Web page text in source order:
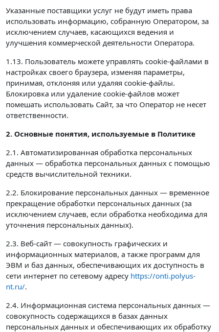
Указанные поставщики услуг не будут иметь права
использовать информацию, собранную Оператором, за
исключением случаев, касающихся ведения и
улучшения коммерческой деятельности Оператора.
1.13. Пользователь можете управлять cookie-файлами в
настройках своего браузера, изменяя параметры,
принимая, отклоняя или удаляя cookie-файлы.
Блокировка или удаление cookie-файлов может
помешать использовать Сайт, за что Оператор не несет
ответственности.
2. Основные понятия, используемые в Политике
2.1. Автоматизированная обработка персональных
данных — обработка персональных данных с помощью
средств вычислительной техники.
2.2. Блокирование персональных данных — временное
прекращение обработки персональных данных (за
исключением случаев, если обработка необходима для
уточнения персональных данных).
2.3. Веб-сайт — совокупность графических и
информационных материалов, а также программ для
ЭВМ и баз данных, обеспечивающих их доступность в
сети интернет по сетевому адресу https://onti.polyus-
nt.ru/.
2.4. Информационная система персональных данных —
совокупность содержащихся в базах данных
персональных данных и обеспечивающих их обработку